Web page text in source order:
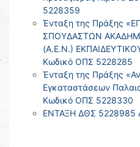
5228359
Ένταξη της Πράξης
ΣΠΟΥΔΑΣΤΩΝ
(Α.Ε.Ν.)
Κωδικό ΟΠΣ 5228285
Ένταξη της Πράξης
Εγκαταστάσεων
Κωδικό ΟΠΣ 5228330
ΕΝΤΑΞΗ ΔΘΣ 5228985